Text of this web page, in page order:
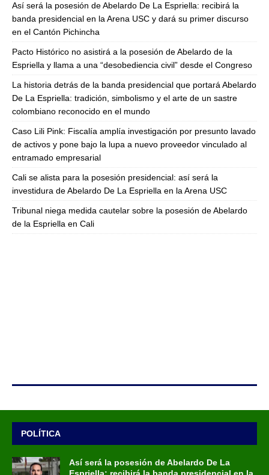
Así será la posesión de Abelardo De La Espriella: recibirá la
banda presidencial en la Arena USC y dará su primer discurso
en el Cantón Pichincha
Pacto Histórico no asistirá a la posesión de Abelardo de la
Espriella y llama a una “desobediencia civil” desde el Congreso
La historia detrás de la banda presidencial que portará Abelardo
De La Espriella: tradición, simbolismo y el arte de un sastre
colombiano reconocido en el mundo
Caso Lili Pink: Fiscalía amplía investigación por presunto lavado
de activos y pone bajo la lupa a nuevo proveedor vinculado al
entramado empresarial
Cali se alista para la posesión presidencial: así será la
investidura de Abelardo De La Espriella en la Arena USC
Tribunal niega medida cautelar sobre la posesión de Abelardo
de la Espriella en Cali
POLÍTICA
Así será la posesión de Abelardo De La
Espriella: recibirá la banda presidencial en la